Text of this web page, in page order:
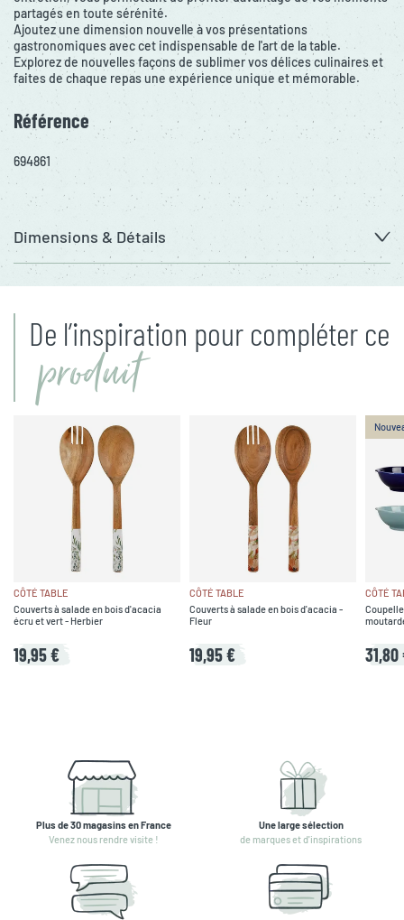
partagés en toute sérénité.
Ajoutez une dimension nouvelle à vos présentations
gastronomiques avec cet indispensable de l'art de la table.
Explorez de nouvelles façons de sublimer vos délices culinaires et
faites de chaque repas une expérience unique et mémorable.
Référence
694861
Dimensions & Détails
De l’inspiration pour compléter ce
produit
CÔTÉ TABLE
Couverts à salade en bois d'acacia
écru et vert - Herbier
19,95 €
CÔTÉ TABLE
Couverts à salade en bois d'acacia -
Fleur
19,95 €
CÔTÉ
31,80
Plus de 30 magasins en France
Venez nous rendre visite !
Une large sélection
de marques et d'inspirations